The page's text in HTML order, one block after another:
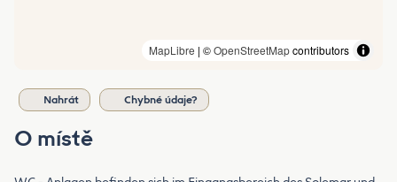
MapLibre | ©OpenStreetMapcontributors
Nahrát Chybné údaje?
O místě